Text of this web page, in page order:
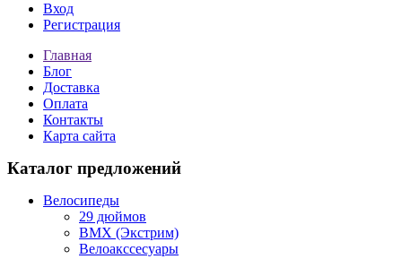
Вход
Регистрация
Главная
Блог
Доставка
Оплата
Контакты
Карта сайта
Каталог предложений
Велосипеды
29 дюймов
BMX (Экстрим)
Велоакссесуары